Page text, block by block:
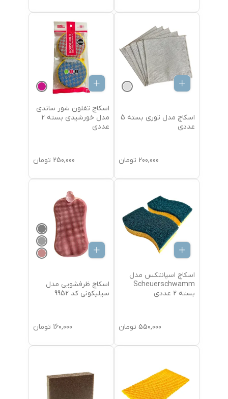
اسکاچ مدل توری بسته 5
عددی
200,000 تومان
اسکاچ تفلون شور ساندی
مدل خورشیدی بسته 2
عددی
250,000 تومان
اسکاچ اسپانتکس مدل
Scheuerschwamm
بسته 2 عددی
550,000 تومان
اسکاچ ظرفشویی مدل
سیلیکونی کد 9952
160,000 تومان